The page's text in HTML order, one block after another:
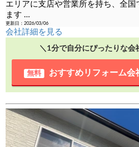
エリアに支店や営業所を持ち、全国
ます ...
更新日：2026/03/06
会社詳細を見る
＼1分で自分にぴったりな会
無料 おすすめリフォーム会